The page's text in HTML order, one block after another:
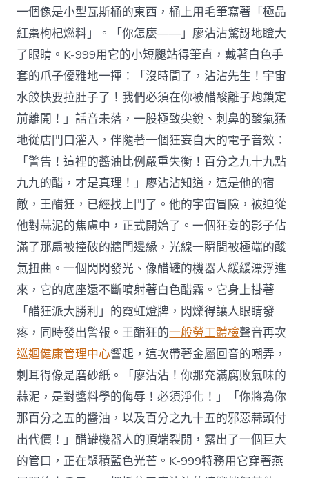
一個像是小型瓦斯桶的東西，桶上用毛筆寫著「極品
紅棗枸杞燃料」。「你怎麼——」廖沾沾驚訝地瞪大
了眼睛。K-999用它的小短腿站得筆直，戴著白色手
套的爪子優雅地一揮：「沒時間了，沾沾先生！宇宙
水餃快要拉肚子了！我們必須在你被醋酸離子炮鎖定
前離開！」話音未落，一股極致尖銳、刺鼻的酸氣猛
地從店門口灌入，伴隨著一個狂妄自大的電子音效：
「警告！這裡的醬油比例嚴重失衡！百分之九十九點
九九的醋，才是真理！」廖沾沾知道，這是他的宿
敵，王醋狂，已經找上門了。他的宇宙冒險，被迫從
他對蒜泥的焦慮中，正式開始了。一個狂妄的影子佔
滿了那扇被撞破的牆門邊緣，光線一瞬間被極端的酸
氣扭曲。一個閃閃發光、像醋罐的機器人緩緩漂浮進
來，它的底座還不斷噴射著白色醋霧。它身上掛著
「醋狂派大勝利」的霓虹燈牌，閃爍得讓人眼睛發
疼，同時發出警報。王醋狂的一般勞工體檢聲音再次
巡迴健康管理中心響起，這次帶著金屬回音的嘲弄，
刺耳得像是磨砂紙。「廖沾沾！你那充滿腐敗氣味的
蒜泥，是對醬料學的侮辱！必須淨化！」「你將為你
那百分之五的醬油，以及百分之九十五的邪惡蒜頭付
出代價！」醋罐機器人的頂端裂開，露出了一個巨大
的管口，正在聚積藍色光芒。K-999特務用它穿著燕